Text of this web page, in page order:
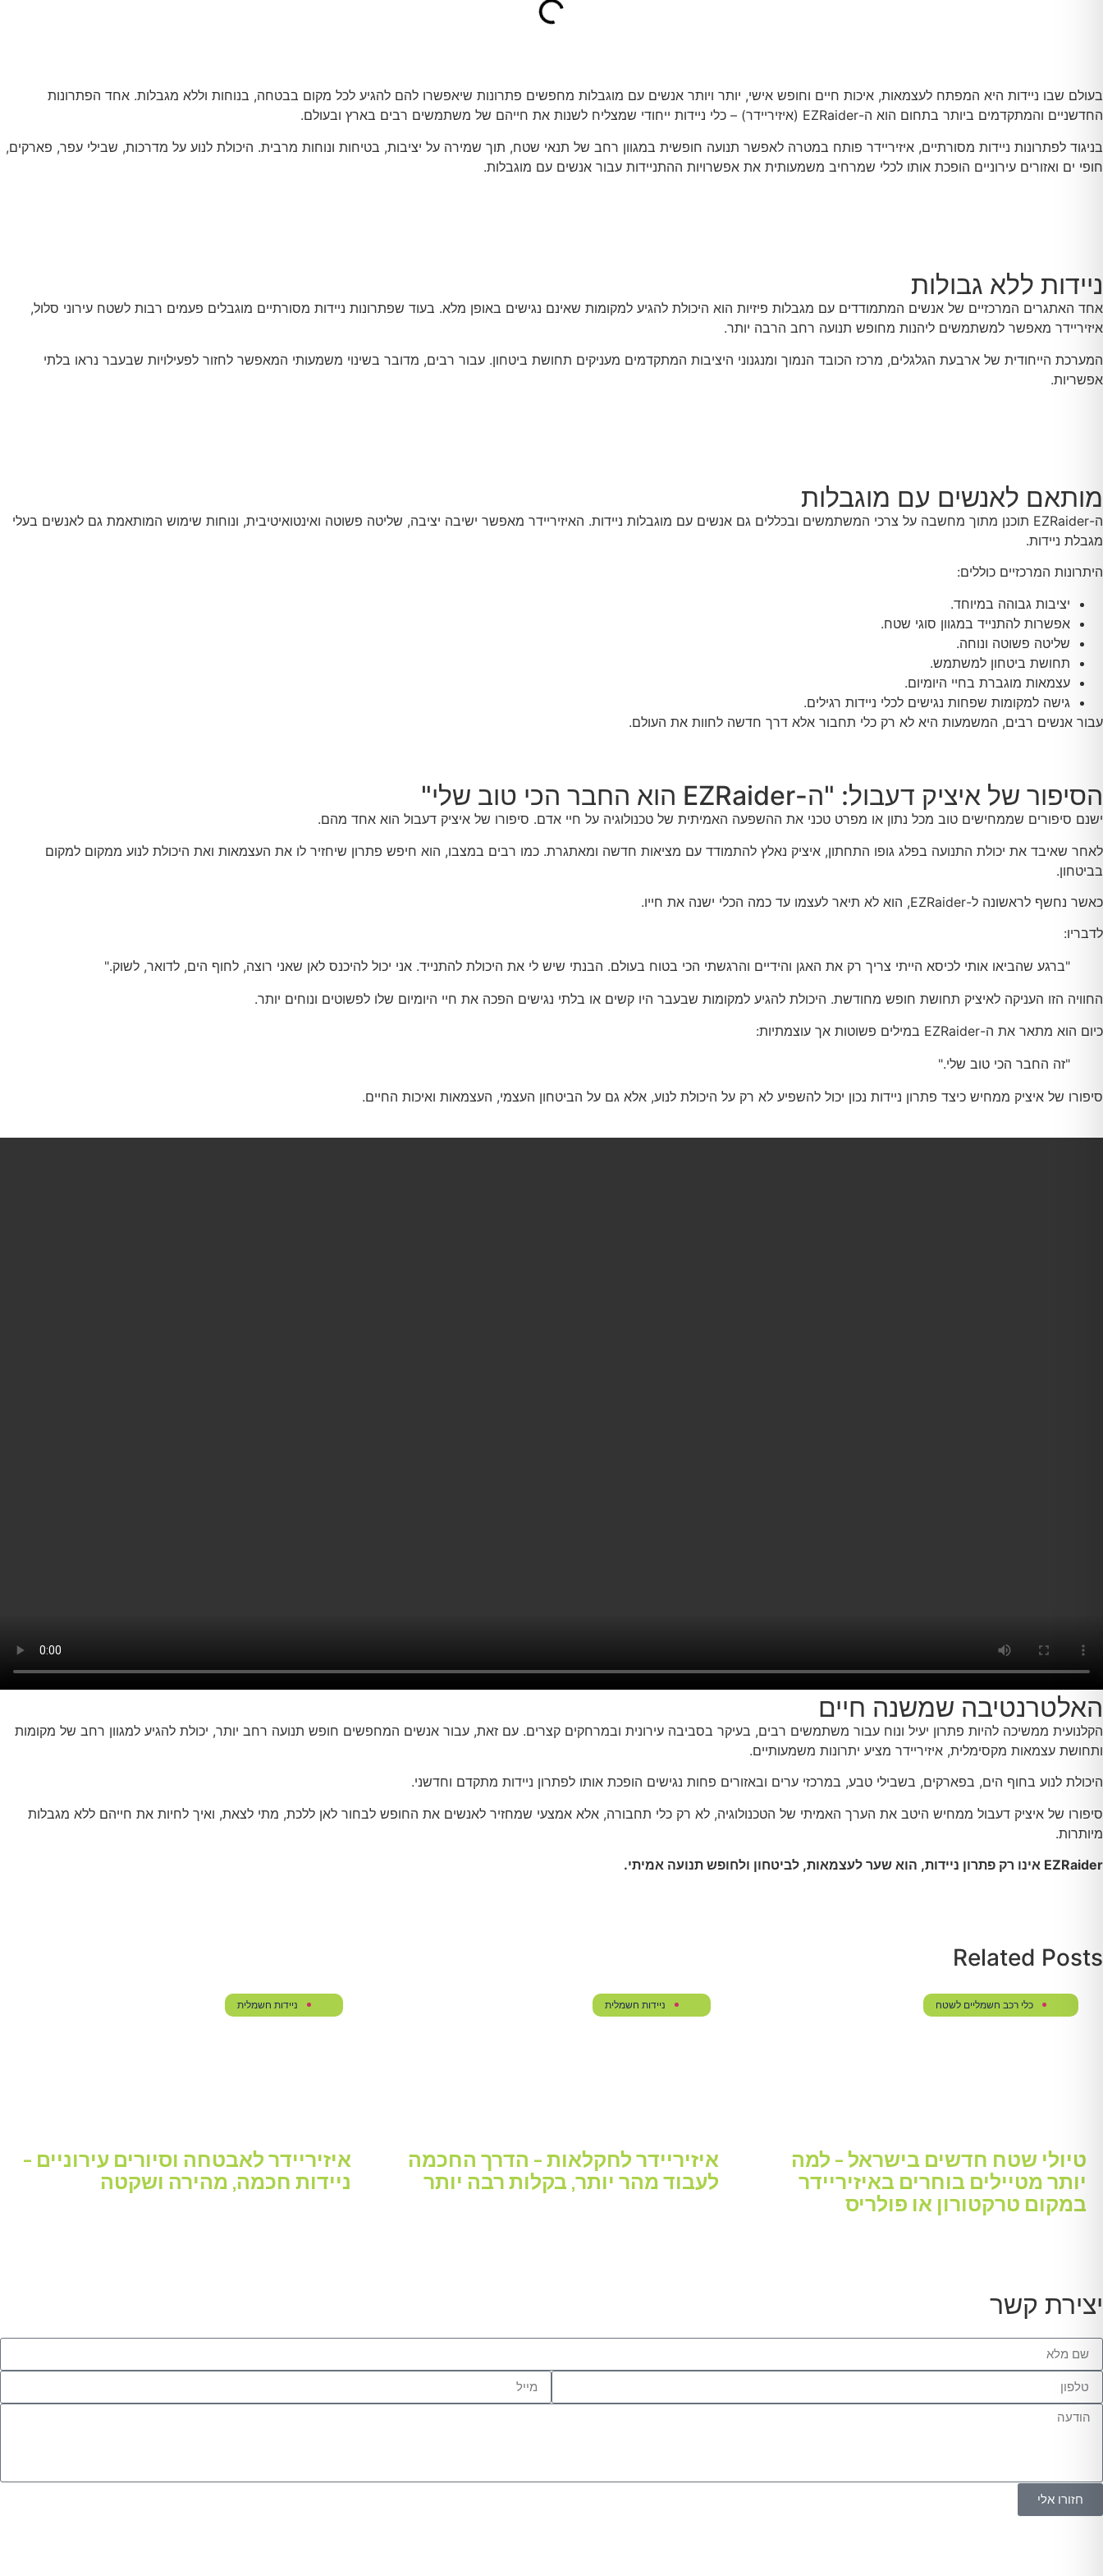
בעולם שבו ניידות היא המפתח לעצמאות, איכות חיים וחופש אישי, יותר ויותר אנשים עם מוגבלות מחפשים פתרונות שיאפשרו להם להגיע לכל מקום בבטחה, בנוחות וללא מגבלות. אחד הפתרונות
החדשניים והמתקדמים ביותר בתחום הוא ה-EZRaider (איזיריידר) – כלי ניידות ייחודי שמצליח לשנות את חייהם של משתמשים רבים בארץ ובעולם.
בניגוד לפתרונות ניידות מסורתיים, איזיריידר פותח במטרה לאפשר תנועה חופשית במגוון רחב של תנאי שטח, תוך שמירה על יציבות, בטיחות ונוחות מרבית. היכולת לנוע על מדרכות, שבילי עפר, פארקים,
חופי ים ואזורים עירוניים הופכת אותו לכלי שמרחיב משמעותית את אפשרויות ההתניידות עבור אנשים עם מוגבלות.
ניידות ללא גבולות
אחד האתגרים המרכזיים של אנשים המתמודדים עם מגבלות פיזיות הוא היכולת להגיע למקומות שאינם נגישים באופן מלא. בעוד שפתרונות ניידות מסורתיים מוגבלים פעמים רבות לשטח עירוני סלול,
איזיריידר מאפשר למשתמשים ליהנות מחופש תנועה רחב הרבה יותר.
המערכת הייחודית של ארבעת הגלגלים, מרכז הכובד הנמוך ומנגנוני היציבות המתקדמים מעניקים תחושת ביטחון. עבור רבים, מדובר בשינוי משמעותי המאפשר לחזור לפעילויות שבעבר נראו בלתי
אפשריות.
מותאם לאנשים עם מוגבלות
ה-EZRaider תוכנן מתוך מחשבה על צרכי המשתמשים ובכללים גם אנשים עם מוגבלות ניידות. האיזיריידר מאפשר ישיבה יציבה, שליטה פשוטה ואינטואיטיבית, ונוחות שימוש המותאמת גם לאנשים בעלי
מגבלת ניידות.
היתרונות המרכזיים כוללים:
יציבות גבוהה במיוחד.
אפשרות להתנייד במגוון סוגי שטח.
שליטה פשוטה ונוחה.
תחושת ביטחון למשתמש.
עצמאות מוגברת בחיי היומיום.
גישה למקומות שפחות נגישים לכלי ניידות רגילים.
עבור אנשים רבים, המשמעות היא לא רק כלי תחבור אלא דרך חדשה לחוות את העולם.
הסיפור של איציק דעבול: "ה-EZRaider הוא החבר הכי טוב שלי"
ישנם סיפורים שממחישים טוב מכל נתון או מפרט טכני את ההשפעה האמיתית של טכנולוגיה על חיי אדם. סיפורו של איציק דעבול הוא אחד מהם.
לאחר שאיבד את יכולת התנועה בפלג גופו התחתון, איציק נאלץ להתמודד עם מציאות חדשה ומאתגרת. כמו רבים במצבו, הוא חיפש פתרון שיחזיר לו את העצמאות ואת היכולת לנוע ממקום למקום
בביטחון.
כאשר נחשף לראשונה ל-EZRaider, הוא לא תיאר לעצמו עד כמה הכלי ישנה את חייו.
לדבריו:
"ברגע שהביאו אותי לכיסא הייתי צריך רק את האגן והידיים והרגשתי הכי בטוח בעולם. הבנתי שיש לי את היכולת להתנייד. אני יכול להיכנס לאן שאני רוצה, לחוף הים, לדואר, לשוק."
החוויה הזו העניקה לאיציק תחושת חופש מחודשת. היכולת להגיע למקומות שבעבר היו קשים או בלתי נגישים הפכה את חיי היומיום שלו לפשוטים ונוחים יותר.
כיום הוא מתאר את ה-EZRaider במילים פשוטות אך עוצמתיות:
"זה החבר הכי טוב שלי."
סיפורו של איציק ממחיש כיצד פתרון ניידות נכון יכול להשפיע לא רק על היכולת לנוע, אלא גם על הביטחון העצמי, העצמאות ואיכות החיים.
האלטרנטיבה שמשנה חיים
הקלנועית ממשיכה להיות פתרון יעיל ונוח עבור משתמשים רבים, בעיקר בסביבה עירונית ובמרחקים קצרים. עם זאת, עבור אנשים המחפשים חופש תנועה רחב יותר, יכולת להגיע למגוון רחב של מקומות
ותחושת עצמאות מקסימלית, איזיריידר מציע יתרונות משמעותיים.
היכולת לנוע בחוף הים, בפארקים, בשבילי טבע, במרכזי ערים ובאזורים פחות נגישים הופכת אותו לפתרון ניידות מתקדם וחדשני.
סיפורו של איציק דעבול ממחיש היטב את הערך האמיתי של הטכנולוגיה, לא רק כלי תחבורה, אלא אמצעי שמחזיר לאנשים את החופש לבחור לאן ללכת, מתי לצאת, ואיך לחיות את חייהם ללא מגבלות
מיותרות.
EZRaider אינו רק פתרון ניידות, הוא שער לעצמאות, לביטחון ולחופש תנועה אמיתי.
Related Posts
כלי רכב חשמליים לשטח
טיולי שטח חדשים בישראל – למה
יותר מטיילים בוחרים באיזיריידר
במקום טרקטורון או פולריס
ניידות חשמלית
איזיריידר לחקלאות – הדרך החכמה
לעבוד מהר יותר, בקלות רבה יותר
ניידות חשמלית
איזיריידר לאבטחה וסיורים עירוניים –
ניידות חכמה, מהירה ושקטה
יצירת קשר
חזורו אלי